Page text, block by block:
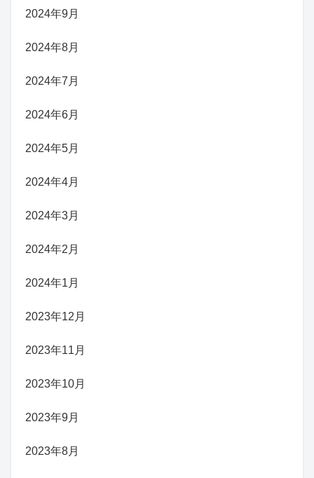
2024年9月
2024年8月
2024年7月
2024年6月
2024年5月
2024年4月
2024年3月
2024年2月
2024年1月
2023年12月
2023年11月
2023年10月
2023年9月
2023年8月